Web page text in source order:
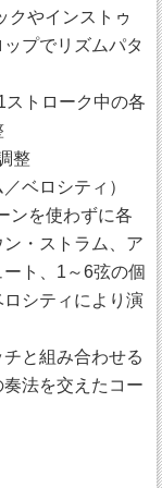
クやインストゥ
プでリズムパタ
ストローク中の各
整
ベロシティ）
ンを使わずに各
・ストラム、ア
ト、1～6弦の個
シティにより演
と組み合わせる
法を交えたコー